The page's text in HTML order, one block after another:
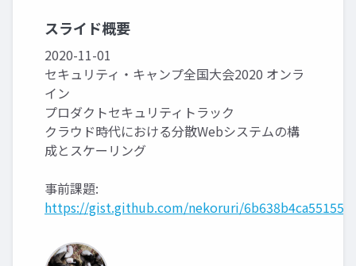
スライド概要
2020-11-01
セキュリティ・キャンプ全国大会2020 オンラ
イン
プロダクトセキュリティトラック
クラウド時代における分散Webシステムの構
成とスケーリング
事前課題:
https://gist.github.com/nekoruri/